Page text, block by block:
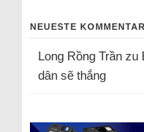
NEUESTE
Long Rồng Trầnzu
dân sẽ thắng